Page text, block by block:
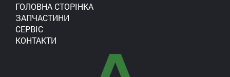
ГОЛОВНА СТОРІНКА
ЗАПЧАСТИНИ
СЕРВІС
КОНТАКТИ